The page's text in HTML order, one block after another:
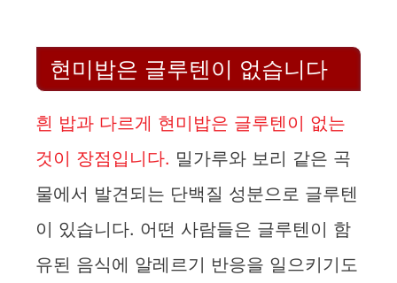
현미밥은 글루텐이 없습니다
흰 밥과 다르게 현미밥은 글루텐이 없는
것이 장점입니다. 밀가루와 보리 같은 곡
물에서 발견되는 단백질 성분으로 글루텐
이 있습니다. 어떤 사람들은 글루텐이 함
유된 음식에 알레르기 반응을 일으키기도